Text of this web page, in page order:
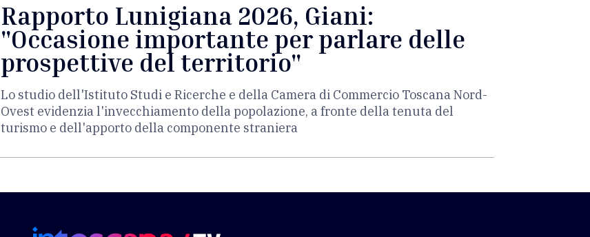
Rapporto Lunigiana 2026, Giani:
"Occasione importante per parlare delle
prospettive del territorio"
Lo studio dell'Istituto Studi e Ricerche e della Camera di Commercio Toscana Nord-
Ovest evidenzia l'invecchiamento della popolazione, a fronte della tenuta del
turismo e dell'apporto della componente straniera